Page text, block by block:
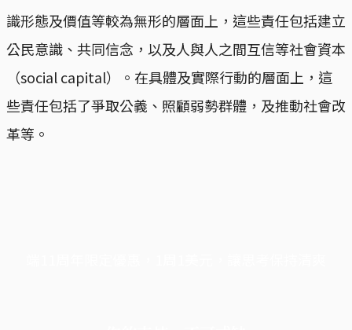
識形態及價值等較為無形的層面上，這些責任包括建立
公民意識、共同信念，以及人與人之間互信等社會資本
（social capital）。在具體及實際行動的層面上，這
些責任包括了爭取公義、照顧弱勢群體，及推動社會改
革等。